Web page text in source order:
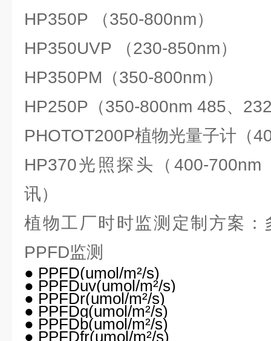
HP350P （350-800nm）
HP350UVP （230-850nm）
HP350PM（350-800nm）
HP250P（350-800nm 485、
PHOTOT200P植物光量子计（
HP370光照探头（400-
讯）
植物工厂时时监测定制方案：
PPFD监测
● PPFD(umol/m²/s)
● PPFDuv(umol/m²/s)
● PPFDr(umol/m²/s)
● PPFDg(umol/m²/s)
● PPFDb(umol/m²/s)
● PPFDfr(umol/m²/s)